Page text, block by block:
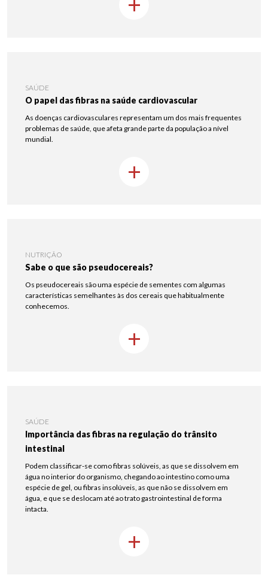
SAÚDE
O papel das fibras na saúde cardiovascular
As doenças cardiovasculares representam um dos mais frequentes
problemas de saúde, que afeta grande parte da população a nível
mundial.
+
NUTRIÇÃO
Sabe o que são pseudocereais?
Os pseudocereais são uma espécie de sementes com algumas
características semelhantes às dos cereais que habitualmente
conhecemos.
+
SAÚDE
Importância das fibras na regulação do trânsito
intestinal
Podem classificar-se como fibras solúveis, as que se dissolvem em
água no interior do organismo, chegando ao intestino como uma
espécie de gel, ou fibras insolúveis, as que não se dissolvem em
água, e que se deslocam até ao trato gastrointestinal de forma
intacta.
+